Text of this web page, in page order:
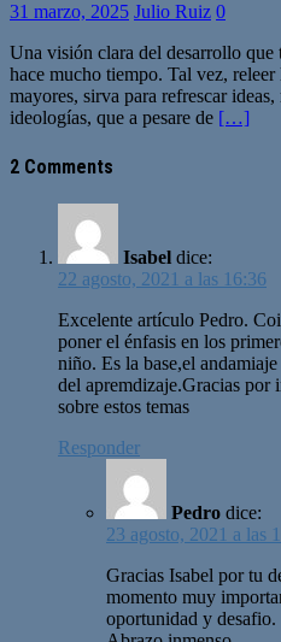
31 marzo, 2025 Julio Ruiz 0
Una visión clara del desarrollo que
hace mucho tiempo. Tal vez, releer
mayores, sirva para refrescar
ideologías, que a pesare de […]
2 Comments
Isabel dice:
22 agosto, 2021 a las 16:36
Excelente artículo Pedro.
poner el énfasis en los
niño. Es la base,el
del apremdizaje.Gracias por
sobre estos temas
Responder
Pedro dice:
23 agosto, 2021 a las
Gracias Isabel por tu
momento muy
oportunidad y desafio.